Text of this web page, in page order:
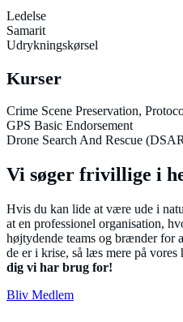
Ledelse
Samarit
Udrykningskørsel
Kurser
Crime Scene Preservation,
GPS Basic Endorsement
Drone Search And Rescue
Vi søger frivillige i
Hvis du kan lide at være ude i
at en professionel organisation,
højtydende teams og brænder for
de er i krise, så læs mere på vores
dig vi har brug for!
Bliv Medlem